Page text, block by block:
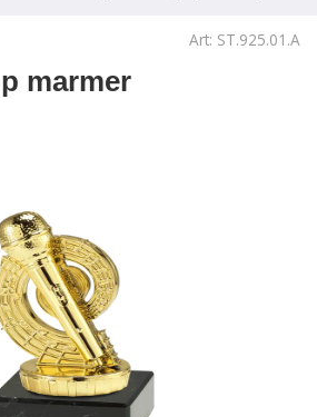
Art: ST.925.01.A
marmer